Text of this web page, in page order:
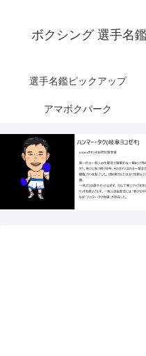
ボクシング 選手名
選手名鑑ピックアップ
アマボクパーク